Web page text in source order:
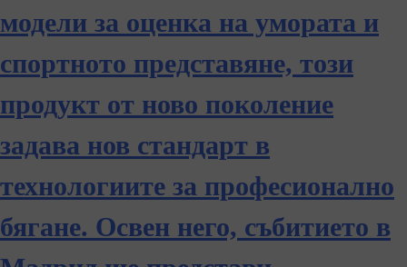
модели за оценка на умората и
спортното представяне, този
продукт от ново поколение
задава нов стандарт в
технологиите за професионално
бягане. Освен него, събитието в